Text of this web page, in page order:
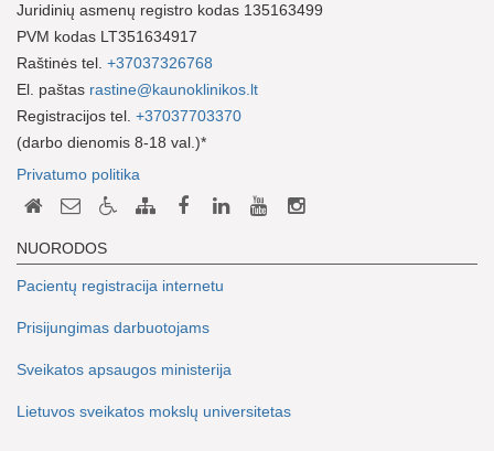
Juridinių asmenų registro kodas 135163499
PVM kodas LT351634917
Raštinės tel. +37037326768
El. paštas rastine@kaunoklinikos.lt
Registracijos tel. +37037703370
(darbo dienomis 8-18 val.)*
Privatumo politika
NUORODOS
Pacientų registracija internetu
Prisijungimas darbuotojams
Sveikatos apsaugos ministerija
Lietuvos sveikatos mokslų universitetas